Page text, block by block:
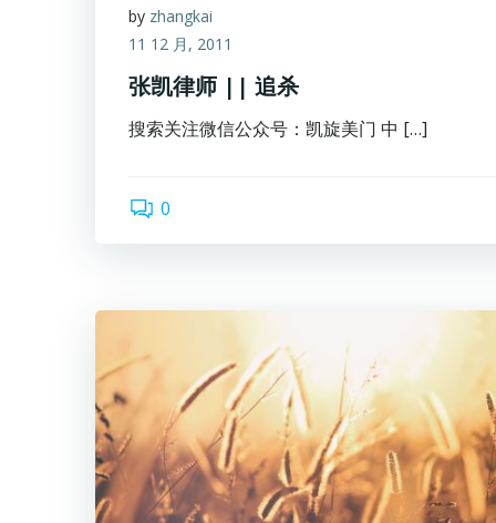
by zhangkai
11 12 月, 2011
张凯律师 || 追杀
搜索关注微信公众号：凯旋美门 中 […]
0